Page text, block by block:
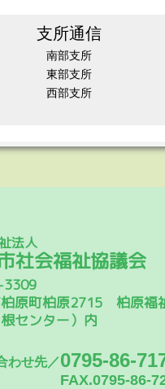
支所通信
南部支所
東部支所
西部支所
法人
社会福祉協議会
3309
原町柏原2715 柏原福
根センター）内
わせ先／0795-86-
FAX.0795-86-